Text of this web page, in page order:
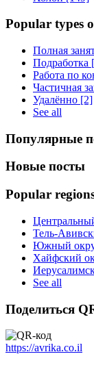
Popular types
Полная
Подработка
Работа по
Частичная
Удалённо [2]
See all
Популярные
Новые посты
Popular
Тель-
Южный
Хайфский
See all
Поделиться
https://avrika.co.il